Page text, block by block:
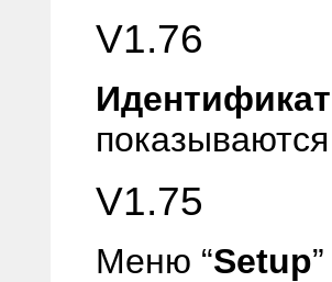
V1.76
V1.75
Меню “Setup